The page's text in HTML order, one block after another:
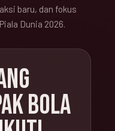
baru, dan fokus
Dunia 2026.
BOLA